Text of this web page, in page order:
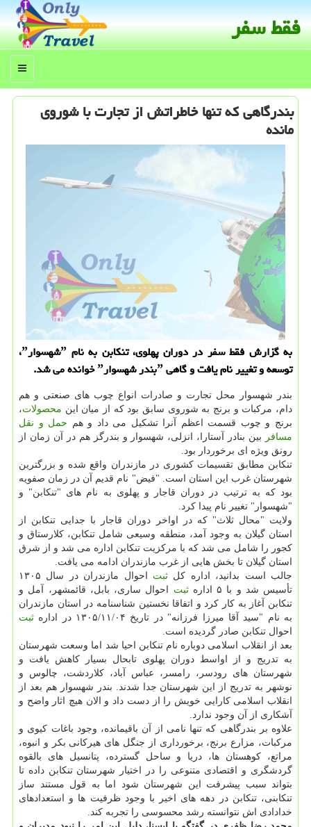
فقط سفر
منو
بندرگاهی كه تنها خاطراتش از تجارت با شوروی
مانده
به گزارش فقط سفر در دوران پهلوی، تنكابن به نام ˮشهسوارˮ،
توسعه و تغییر نام یافت و گاهی ˮبندر شهسوارˮ خوانده می شد.
بندر شهسوار محل تجارت و صادرات انواع چوب های صنعتی و هم
دام، مركبات و برنج به شوروی سابق بود كه از میان این محصولات،
برنج و چوب قسمت اعظم آنرا تشكیل می داد و هم حمل و نقل
مسافر
بین بنادر آستارا، انزلی، شهسوار و بندرگز هم در آن زمان از
رونق ویژه ای برخوردار بود.
تنكابن مطابق تقسیمات كشوری در مازندران واقع شده و بزرگترین
شهرستان غرب این استان است. "فیض" نام قدیم آن در زمان صفویه
بود كه به ترتیب در دوران قاجار و پهلوی به نام های "تنكابن" و
"شهسوار" تغییر نام پیدا كرد.
ولایت "محال ثلاث" كه در اواخر دوران قاجار با جدایی تنكابن از
استان گیلان به وجود آمد، منطقه وسیعی شامل تنكابن، كلارستاق و
كجور را شامل می شد كه با مركزیت تنكابن اداره می شد و از شرق
استان گیلان تا بخش هایی از غرب مازندران ادامه می یافت.
جالب است بدانید، اداره كل ثبت
احوال مازندران در سال ۱۳۰۵
تأسیس شد و با ۵ اداره
ثبت احوال ساری، بابل، قائمشهر، آمل و
تنكابن آغاز به كار كرد و اتفاقا نخستین شناسنامه در استان مازندران
به نام "سید آقا میرزا فرزانه" در تاریخ ۱۳۰۵/۱۱/۰۴ در اداره
ثبت
احوال تنكابن صادر گردیده است.
بعد از انقلاب اسلامی دوباره نام تنكابن احیا شد اما وسعت شهرستان
به تدریج و از اواسط دوران پهلوی تابحال بسیار كاهش یافت و
شهرستان های رودسر، رامسر، عباس آباد، كلاردشت، چالوس و
نوشهر به تدریج از این شهرستان جدا شدند. بندر شهسوار هم بعد از
انقلاب اسلامی كارایی خویش را از دست داد و الان هیچ اثار واضح و
آشكاری از آن وجود ندارد.
علاوه بر بندرگاهی كه تنها نامی از آن باقیمانده، وجود باغات كیوی و
مركبات، مزارع برنج، برخورداری از جنگل های هیركانی بكر و انبوه،
مراتع، كوهستان ها، دریا و ساحل گسترده، پتانسیل های بالقوه
گردشگری و اقتصادی متنوعی را در اختیار شهرستان تنكابن داده تا
بتواند سبب پیشرفت این شهرستان شود اما به قول مستند ساز
تنكابنی، تنكابن در دهه های اخیر با وجود ظرفیت ها و استعدادهای
خدادادی اش نتوانسته رشد محسوسی را تجربه كند.